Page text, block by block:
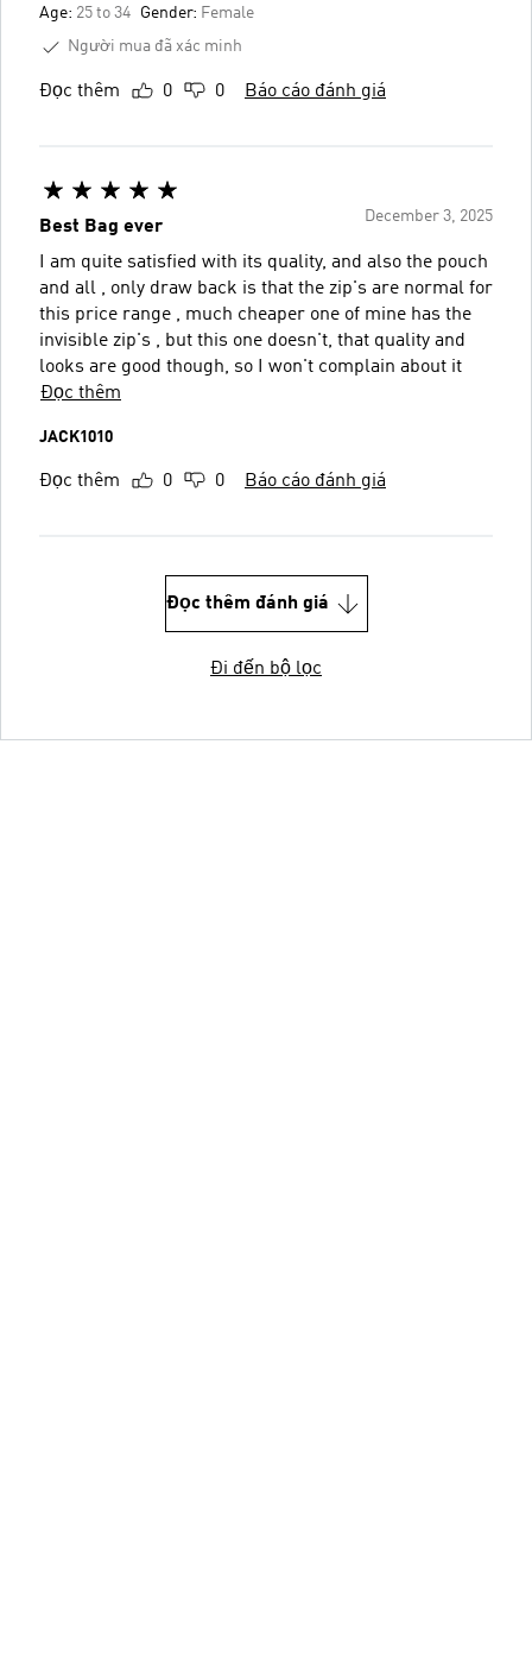
Age: 25 to 34 Gender: Female
Người mua đã xác minh
Đọc thêm 0 0 Báo cáo đánh giá
December 3, 2025
Best Bag ever
I am quite satisfied with its quality, and also the pouch
and all , only draw back is that the zip's are normal for
this price range , much cheaper one of mine has the
invisible zip's , but this one doesn't, that quality and
looks are good though, so I won't complain about it
Đọc thêm
JACK1010
Đọc thêm 0 0 Báo cáo đánh giá
Đọc thêm đánh giá
Đi đến bộ lọc